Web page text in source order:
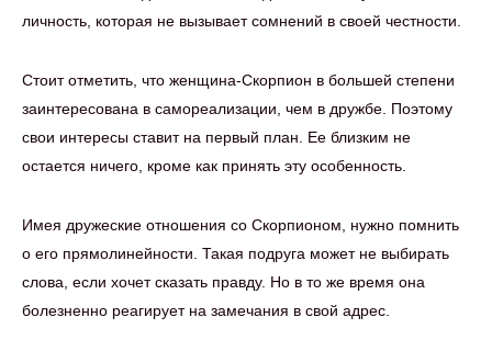
личность, которая не вызывает сомнений в своей честности.
Стоит отметить, что женщина-Скорпион в большей степени
заинтересована в самореализации, чем в дружбе. Поэтому
свои интересы ставит на первый план. Ее близким не
остается ничего, кроме как принять эту особенность.
Имея дружеские отношения со Скорпионом, нужно помнить
о его прямолинейности. Такая подруга может не выбирать
слова, если хочет сказать правду. Но в то же время она
болезненно реагирует на замечания в свой адрес.